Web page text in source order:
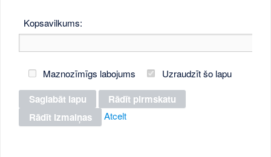
Kopsavilkums:
Maznozīmīgs labojums Uzraudzīt šo lapu
Atcelt